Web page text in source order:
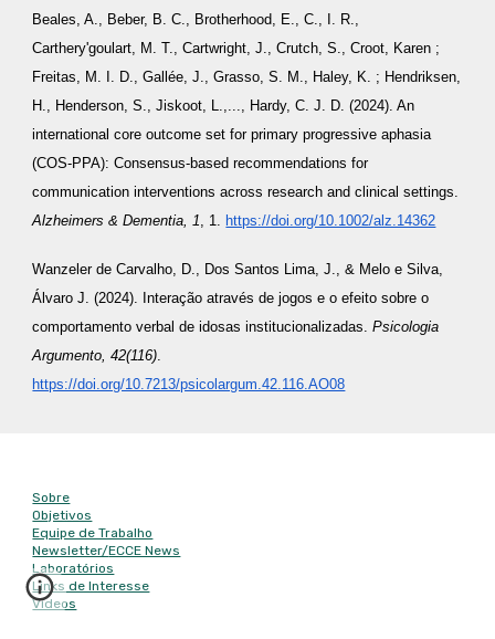
Beales, A., Beber, B. C., Brotherhood, E., C., I. R.,
Carthery'goulart, M. T., Cartwright, J., Crutch, S., Croot, Karen ;
Freitas, M. I. D., Gallée, J., Grasso, S. M., Haley, K. ; Hendriksen,
H., Henderson, S., Jiskoot, L.,..., Hardy, C. J. D. (2024). An
international core outcome set for primary progressive aphasia
(COS-PPA): Consensus-based recommendations for
communication interventions across research and clinical settings.
Alzheimers & Dementia, 1, 1. https://doi.org/10.1002/alz.14362
Wanzeler de Carvalho, D., Dos Santos Lima, J., & Melo e Silva,
Álvaro J. (2024). Interação através de jogos e o efeito sobre o
comportamento verbal de idosas institucionalizadas.Psicologia
Argumento, 42(116).
https://doi.org/10.7213/psicolargum.42.116.AO08
Sobre
Objetivos
Equipe de Trabalho
Newsletter/ECCE News
Laboratórios
Links de Interesse
Vídeos